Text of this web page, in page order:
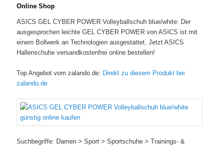
Online Shop
ASICS GEL CYBER POWER Volleyballschuh blue/white: Der
ausgesprochen leichte GEL CYBER POWER von ASICS ist mit
einem Bollwerk an Technologien ausgestattet. Jetzt ASICS
Hallenschuhe versandkostenfrei online bestellen!
Top Angebot vom zalando.de: Direkt zu diesem Produkt bei
zalando.de
Suchbegriffe: Damen > Sport > Sportschuhe > Trainings- &